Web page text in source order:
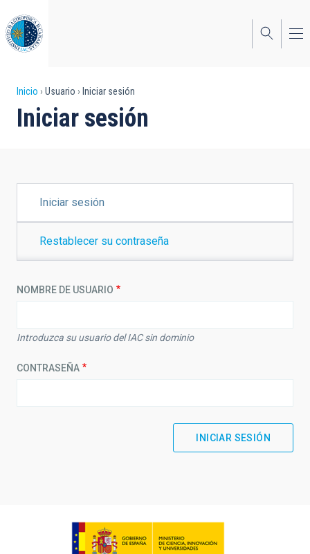
al
contenido
principal
Sobrescribir
enlaces
la
navegación
Inicio Usuario Iniciar sesión
Iniciar sesión
PRINCIPALES
Iniciar sesión
Restablecer su contraseña
NOMBRE DE USUARIO
Introduzca su usuario del IAC sin dominio
CONTRASEÑA